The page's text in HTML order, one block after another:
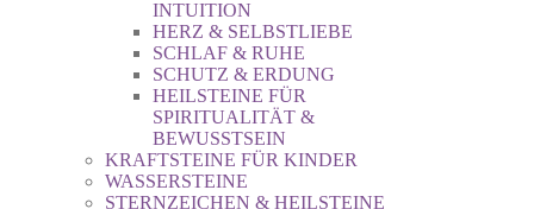
INTUITION
HERZ & SELBSTLIEBE
SCHLAF & RUHE
SCHUTZ & ERDUNG
HEILSTEINE FÜR
SPIRITUALITÄT &
BEWUSSTSEIN
KRAFTSTEINE FÜR KINDER
WASSERSTEINE
STERNZEICHEN & HEILSTEINE